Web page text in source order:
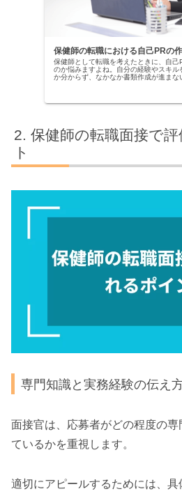
保健師の転職における自己PRの
保健師として転職を考えたときに、自
のか悩みますよね。自分の経験やスキ
か分からず、なかなか書類作成が進まな
採用担当者に魅力的に伝えるには、ポ
保健師の転職面接で
ト
専門知識と実務経験の伝え
面接官は、応募者がどの程度の
ているかを重視します。
適切にアピールするためには、